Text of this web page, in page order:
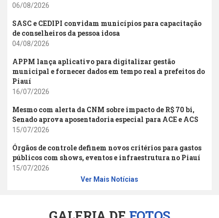
06/08/2026
SASC e CEDIPI convidam municípios para capacitação
de conselheiros da pessoa idosa
04/08/2026
APPM lança aplicativo para digitalizar gestão
municipal e fornecer dados em tempo real a prefeitos do
Piauí
16/07/2026
Mesmo com alerta da CNM sobre impacto de R$ 70 bi,
Senado aprova aposentadoria especial para ACE e ACS
15/07/2026
Órgãos de controle definem novos critérios para gastos
públicos com shows, eventos e infraestrutura no Piauí
15/07/2026
Ver Mais Notícias